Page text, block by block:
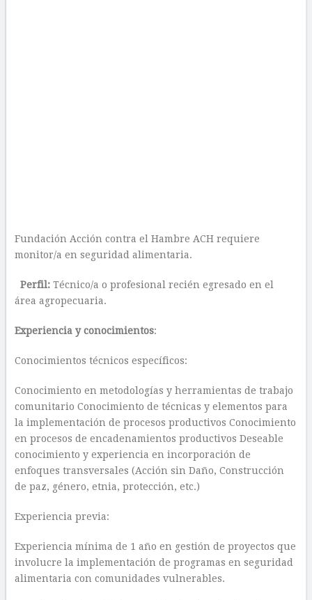
Fundación Acción contra el Hambre ACH requiere
monitor/a en seguridad alimentaria.
Perfil: Técnico/a o profesional recién egresado en el
área agropecuaria.
Experiencia y conocimientos:
Conocimientos técnicos específicos:
Conocimiento en metodologías y herramientas de trabajo
comunitario Conocimiento de técnicas y elementos para
la implementación de procesos productivos Conocimiento
en procesos de encadenamientos productivos Deseable
conocimiento y experiencia en incorporación de
enfoques transversales (Acción sin Daño, Construcción
de paz, género, etnia, protección, etc.)
Experiencia previa:
Experiencia mínima de 1 año en gestión de proyectos que
involucre la implementación de programas en seguridad
alimentaria con comunidades vulnerables.